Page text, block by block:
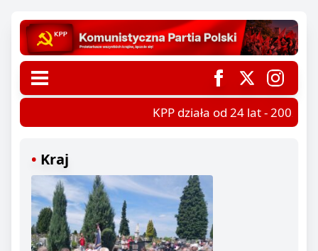
KPP działa od 24 lat - 2002-
Kraj